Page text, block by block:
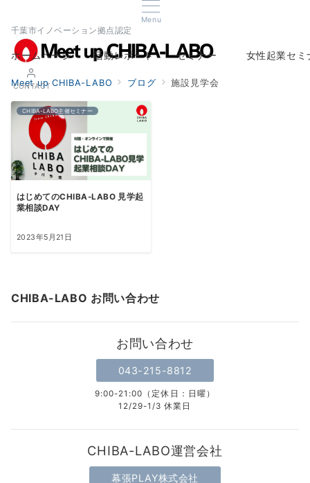
Menu
千葉市イノベーション拠点認定
CONTACT
ホームページ
Home
活動レポート セミナー 女性起業セミ
Meet up CHIBA-LABO ブログ 施設見学会
CHIBA-LABO主催セミナー
はじめてのCHIBA-LABO 見学起
業相談DAY
2023年5月21日
CHIBA-LABO お問い合わせ
お問い合わせ
043-215-8812
9:00-21:00（定休日：日曜）
12/29-1/3 休業日
CHIBA-LABO運営会社
幕張PLAY株式会社